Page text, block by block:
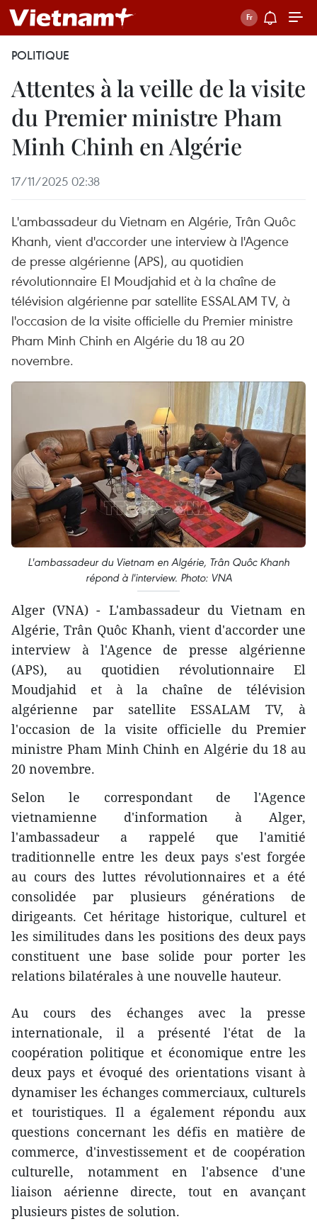
POLITIQUE
Attentes à la veille de la visite
du Premier ministre Pham
Minh Chinh en Algérie
17/11/2025 02:38
L'ambassadeur du Vietnam en Algérie, Trân Quôc
Khanh, vient d'accorder une interview à l'Agence
de presse algérienne (APS), au quotidien
révolutionnaire El Moudjahid et à la chaîne de
télévision algérienne par satellite ESSALAM TV, à
l'occasion de la visite officielle du Premier ministre
Pham Minh Chinh en Algérie du 18 au 20
novembre.
L'ambassadeur du Vietnam en Algérie, Trân Quôc Khanh
répond à l'interview. Photo: VNA
Alger (VNA) - L'ambassadeur du Vietnam en
Algérie, Trân Quôc Khanh, vient d'accorder une
interview à l'Agence de presse algérienne
(APS), au quotidien révolutionnaire El
Moudjahid et à la chaîne de télévision
algérienne par satellite ESSALAM TV, à
l'occasion de la visite officielle du Premier
ministre Pham Minh Chinh en Algérie du 18 au
20 novembre.
Selon le correspondant de l'Agence
vietnamienne d'information à Alger,
l'ambassadeur a rappelé que l'amitié
traditionnelle entre les deux pays s'est forgée
au cours des luttes révolutionnaires et a été
consolidée par plusieurs générations de
dirigeants. Cet héritage historique, culturel et
les similitudes dans les positions des deux pays
constituent une base solide pour porter les
relations bilatérales à une nouvelle hauteur.
Au cours des échanges avec la presse
internationale, il a présenté l'état de la
coopération politique et économique entre les
deux pays et évoqué des orientations visant à
dynamiser les échanges commerciaux, culturels
et touristiques. Il a également répondu aux
questions concernant les défis en matière de
commerce, d'investissement et de coopération
culturelle, notamment en l'absence d'une
liaison aérienne directe, tout en avançant
plusieurs pistes de solution.